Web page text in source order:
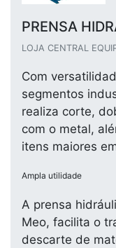
PRENSA
LOJA CENTRAL
Com
segmentos
realiza corte,
com o metal,
itens maiores
Ampla utilidade
A prensa
Meo, facilita o
descarte de